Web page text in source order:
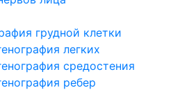
грудной клетки
легких
средостения
ребер